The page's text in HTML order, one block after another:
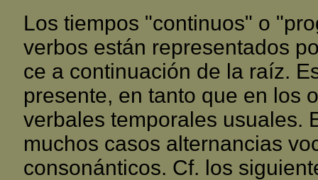
Los tiempos "continuos" o
verbos están representados
ce a continuación de la raíz.
presente, en tanto que en los
verbales temporales usuales.
muchos casos alternancias
consonánticos. Cf. los